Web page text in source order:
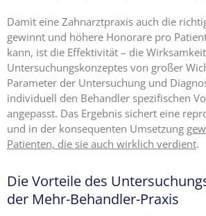
Damit eine Zahnarztpraxis auch die
gewinnt und höhere Honorare pro
kann, ist die Effektivität – die
Untersuchungskonzeptes von großer
Parameter der Untersuchung und
individuell den Behandler spezifischen
angepasst. Das Ergebnis sichert eine
und in der konsequenten Umsetzung
Patienten, die sie auch wirklich verdient.
Die Vorteile des
der Mehr-Behandler-Praxis